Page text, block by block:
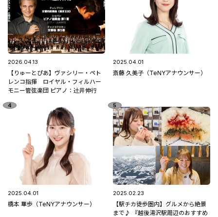
2026.04.13
【りゅーとぴあ】ヴァシリー・ペト
レンコ指揮 ロイヤル・フィルハー
モニー管弦楽団 ピアノ：辻󠄀井伸行
2025.04.01
斎藤 久美子（TeNYアナウンサー）
2025.04.01
橋本 華歩（TeNYアナウンサー）
2025.02.23
【駅チカ徒歩圏内】グルメから絶景
まで♪ 『越後湯沢駅周辺のおすすめ